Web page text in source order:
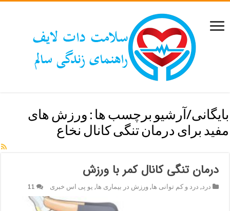
بایگانی/آرشیو برچسب ها : ورزش های
مفید برای درمان تنگی کانال نخاع
درمان تنگی کانال کمر با ورزش
درد, درد و کم توانی ها,ورزش در بیماری ها, یو پی اس خبری 11